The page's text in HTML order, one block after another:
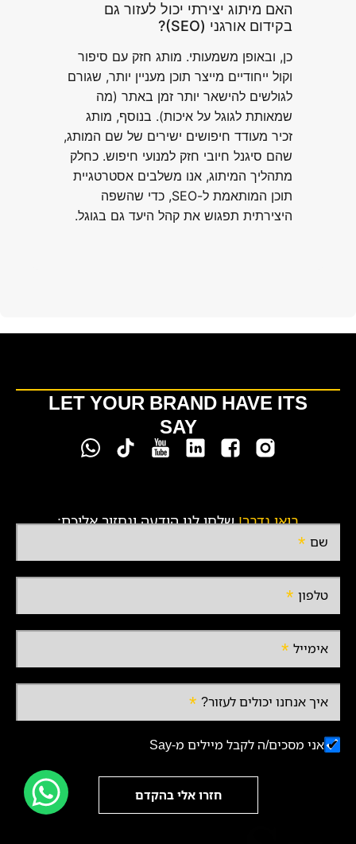
האם מיתוג יצירתי יכול לעזור גם
בקידום אורגני (SEO)?
כן, ובאופן משמעותי. מותג חזק עם סיפור
וקול ייחודיים מייצר תוכן מעניין יותר, שגורם
לגולשים להישאר יותר זמן באתר (מה
שמאותת לגוגל על איכות). בנוסף, מותג
זכיר מעודד חיפושים ישירים של שם המותג,
שהם סיגנל חיובי חזק למנועי חיפוש. כחלק
מתהליך המיתוג, אנו משלבים אסטרטגיית
תוכן המותאמת ל-SEO, כדי שהשפה
היצירתית תפגוש את קהל היעד גם בגוגל.
LET YOUR BRAND HAVE ITS
SAY
בואו נדבר!שלחו לנו הודעה ונחזור אליכם:
שם
טלפון
אימייל
איך אנחנו יכולים לעזור?
אני מסכים/ה לקבל מיילים מ-Say
חזרו אלי בהקדם